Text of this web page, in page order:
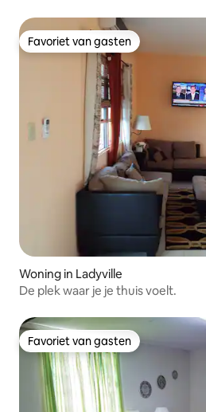
Favoriet van gasten
Favoriet van gasten
Woning in Ladyville
De plek waar je je thuis voelt.
Favoriet van gasten
Favoriet van gasten